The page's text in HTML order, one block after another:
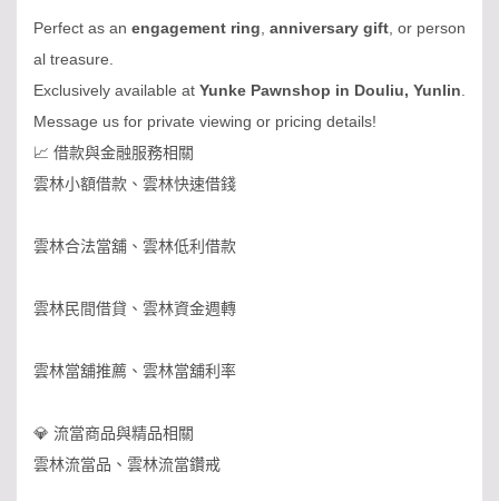
Perfect as an engagement ring, anniversary gift, or person
al treasure.
Exclusively available at Yunke Pawnshop in Douliu, Yunlin.
Message us for private viewing or pricing details!
📈 借款與金融服務相關
雲林小額借款、雲林快速借錢
雲林合法當舖、雲林低利借款
雲林民間借貸、雲林資金週轉
雲林當舖推薦、雲林當舖利率
💎 流當商品與精品相關
雲林流當品、雲林流當鑽戒